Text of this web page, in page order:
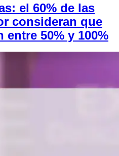
el 60% de las
consideran que
entre 50% y 100%